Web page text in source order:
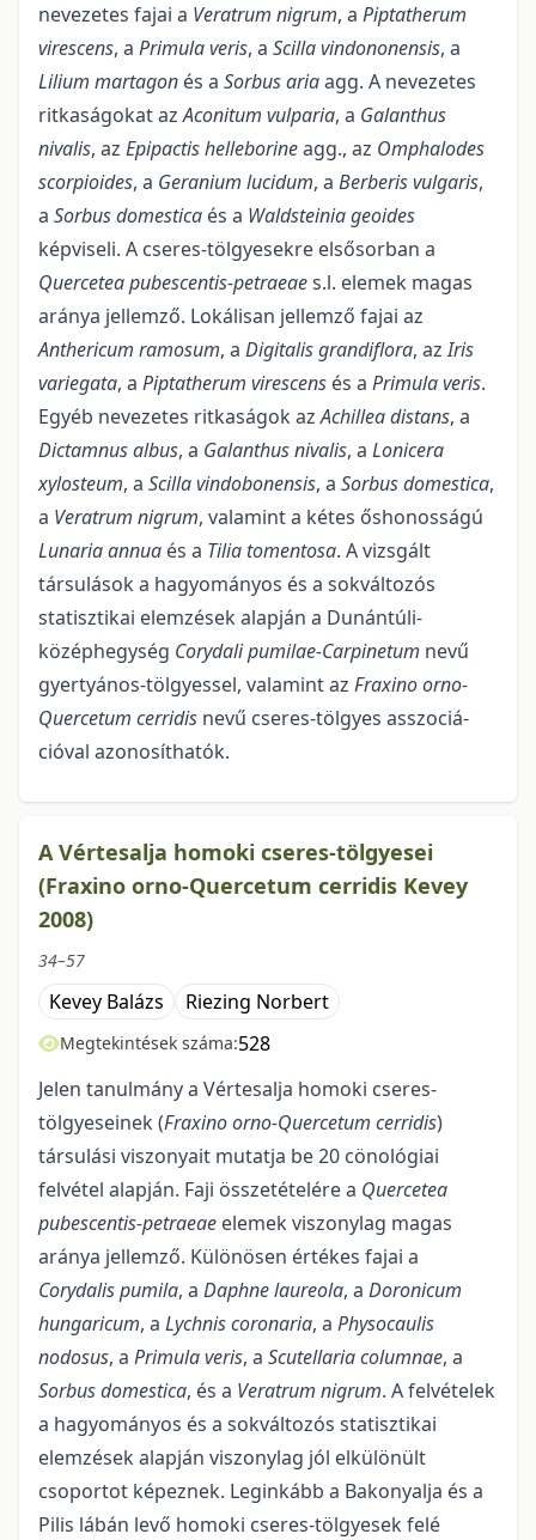
nevezetes fajai a Veratrum nigrum, a Piptatherum
virescens, a Primula veris, a Scillavindononensis, a
Lilium martagon és a Sorbus ariaagg. A nevezetes
ritka­ságokat azAconitum vulparia, a Galanthus
nivalis, az Epipactis helleborineagg., az Omphalodes
scor­pioides, a Geranium lucidum, a Berberis vulgaris,
a Sorbus domestica és a Waldsteinia geoides
képviseli. A cseres-tölgyesekre elsősorban a
Quercetea pubescentis-petraeaes.l. elemek magas
aránya jellemző. Lokálisan jellemző fajai az
Anthericum ramosum, a Digitalisgrandiflora, azIris
variegata, a Piptatherum virescens és a Primula veris.
Egyéb nevezetes ritkaságok azAchilleadistans, a
Dictamnus albus, a Ga­lanthus nivalis, a Lonicera
xylosteum, a Scilla vindobonensis, a Sorbusdomestica,
a Veratrum nigrum, valamint a kétes őshonosságú
Lunaria annua és a Tilia tomentosa. A vizsgált
társulások a hagyományos és a sokváltozós
statisztikai elemzések alapján a Dunántúli-
középhegység Corydali pumilae-Carpinetum nevű
gyertyános-tölgyessel, valamint az Fraxino orno-
Quercetum cerridis nevű cseres-tölgyes asszociá­
cióval azonosíthatók.
A Vértesalja homoki cseres-tölgyesei
(Fraxino orno-Quercetum cerridis Kevey
2008)
34–57
Kevey Balázs Riezing Norbert
Megtekintések száma:528
Jelen tanulmány a Vértesalja homoki cseres-
tölgyeseinek (Fraxino orno-Quercetum cerridis)
társulási viszonyait mutatja be 20 cönológiai
felvétel alapján. Faji összetételére a Quercetea
pubescentis-petraeae elemek viszonylag magas
aránya jellemző. Különösen értékes fajai a
Corydalis pumila, a Daphnelaureola, a Doronicum
hungaricum, a Lychnis coronaria, a Physocaulis
nodosus, a Primula veris, a Scutellaria columnae, a
Sorbus domestica, és a Veratrum nigrum. A felvételek
a hagyományos és a sokváltozós statisztikai
elemzések alapján viszonylag jól elkülönült
csoportot képeznek. Leginkább a Bakonyalja és a
Pilis lábán levő homoki cseres-tölgyesek felé